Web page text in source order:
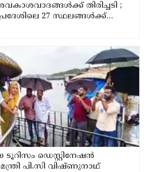
തിരിച്ചടി ;
27 സ്ഥലങ്ങൾക്ക്
നൽകി ഇന്ത്യ
ഡെസ്റ്റിനേഷന്‍
മന്ത്രി പി.സി വിഷ്ണുനാഥ്